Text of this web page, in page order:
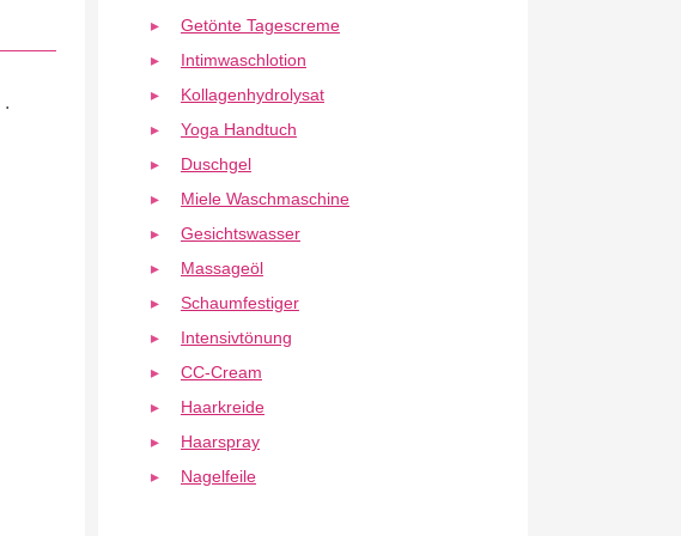
⋅
Getönte Tagescreme
Intimwaschlotion
Kollagenhydrolysat
Yoga Handtuch
Duschgel
Miele Waschmaschine
Gesichtswasser
Massageöl
Schaumfestiger
Intensivtönung
CC-Cream
Haarkreide
Haarspray
Nagelfeile